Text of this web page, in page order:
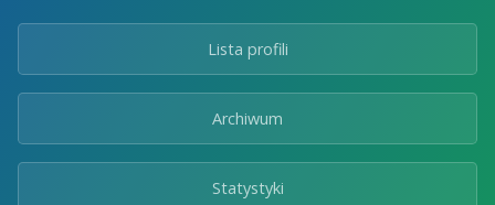
Lista profili
Archiwum
Statystyki